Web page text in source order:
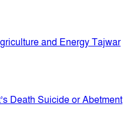
and Energy Tajwar
Death Suicide or Abetment